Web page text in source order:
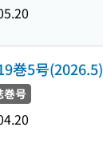
巻5号(2026.5)
巻号